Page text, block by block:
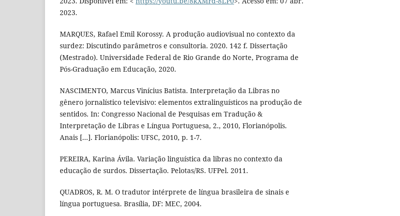
2023.
MARQUES, Rafael Emil Korossy. A produção audiovisual no contexto da
surdez: Discutindo parâmetros e consultoria. 2020. 142 f. Dissertação
(Mestrado). Universidade Federal de Rio Grande do Norte, Programa de
Pós-Graduação em Educação, 2020.
NASCIMENTO, Marcus Vinícius Batista. Interpretação da Libras no
gênero jornalístico televisivo: elementos extralinguísticos na produção de
sentidos. In: Congresso Nacional de Pesquisas em Tradução &
Interpretação de Libras e Língua Portuguesa, 2., 2010, Florianópolis.
Anais [...]. Florianópolis: UFSC, 2010, p. 1-7.
PEREIRA, Karina Ávila. Variação linguística da libras no contexto da
educação de surdos. Dissertação. Pelotas/RS. UFPel. 2011.
QUADROS, R. M. O tradutor intérprete de língua brasileira de sinais e
língua portuguesa. Brasília, DF: MEC, 2004.